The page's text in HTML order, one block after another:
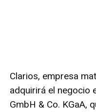
Clarios, empresa
adquirirá el negocio
GmbH & Co. KGaA,